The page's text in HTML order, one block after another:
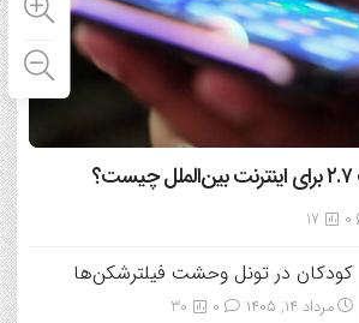
17
کودکان در تونل وحشت فیلترشکن‌ها
مرداد ۱۴, ۱۴۰۵ 30